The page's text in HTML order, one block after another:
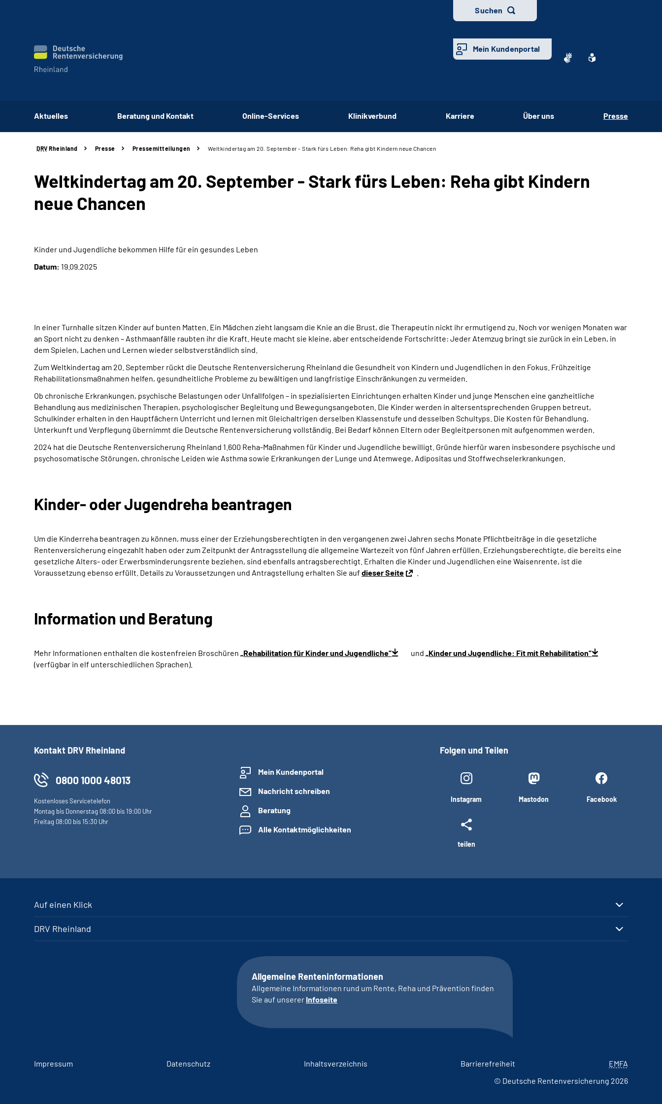
Suchen
Mein Kundenportal
Aktuelles Beratung und Kontakt Online-Services Klinikverbund Karriere Über uns Presse
DRV Rheinland Presse Pressemitteilungen Weltkindertag am 20. September - Stark fürs Leben: Reha gibt Kindern neue Chancen
Weltkindertag am 20. September - Stark fürs Leben: Reha gibt Kindern
neue Chancen
Kinder und Jugendliche bekommen Hilfe für ein gesundes Leben
Datum: 19.09.2025
In einer Turnhalle sitzen Kinder auf bunten Matten. Ein Mädchen zieht langsam die Knie an die Brust, die Therapeutin nickt ihr ermutigend zu. Noch vor wenigen Monaten war
an Sport nicht zu denken – Asthmaanfälle raubten ihr die Kraft. Heute macht sie kleine, aber entscheidende Fortschritte: Jeder Atemzug bringt sie zurück in ein Leben, in
dem Spielen, Lachen und Lernen wieder selbstverständlich sind.
Zum Weltkindertag am 20. September rückt die Deutsche Rentenversicherung Rheinland die Gesundheit von Kindern und Jugendlichen in den Fokus. Frühzeitige
Rehabilitationsmaßnahmen helfen, gesundheitliche Probleme zu bewältigen und langfristige Einschränkungen zu vermeiden.
Ob chronische Erkrankungen, psychische Belastungen oder Unfallfolgen – in spezialisierten Einrichtungen erhalten Kinder und junge Menschen eine ganzheitliche
Behandlung aus medizinischen Therapien, psychologischer Begleitung und Bewegungsangeboten. Die Kinder werden in altersentsprechenden Gruppen betreut,
Schulkinder erhalten in den Hauptfächern Unterricht und lernen mit Gleichaltrigen derselben Klassenstufe und desselben Schultyps. Die Kosten für Behandlung,
Unterkunft und Verpflegung übernimmt die Deutsche Rentenversicherung vollständig. Bei Bedarf können Eltern oder Begleitpersonen mit aufgenommen werden.
2024 hat die Deutsche Rentenversicherung Rheinland 1.600 Reha-Maßnahmen für Kinder und Jugendliche bewilligt. Gründe hierfür waren insbesondere psychische und
psychosomatische Störungen, chronische Leiden wie Asthma sowie Erkrankungen der Lunge und Atemwege, Adipositas und Stoffwechselerkrankungen.
Kinder- oder Jugendreha beantragen
Um die Kinderreha beantragen zu können, muss einer der Erziehungsberechtigten in den vergangenen zwei Jahren sechs Monate Pflichtbeiträge in die gesetzliche
Rentenversicherung eingezahlt haben oder zum Zeitpunkt der Antragsstellung die allgemeine Wartezeit von fünf Jahren erfüllen. Erziehungsberechtigte, die bereits eine
gesetzliche Alters- oder Erwerbsminderungsrente beziehen, sind ebenfalls antragsberechtigt. Erhalten die Kinder und Jugendlichen eine Waisenrente, ist die
Voraussetzung ebenso erfüllt. Details zu Voraussetzungen und Antragstellung erhalten Sie auf dieser Seite
Information und Beratung
Mehr Informationen enthalten die kostenfreien Broschüren „Rehabilitation für Kinder und Jugendliche“ und „Kinder und Jugendliche: Fit mit Rehabilitation“
(verfügbar in elf unterschiedlichen Sprachen).
Kontakt DRV Rheinland
0800 1000 48013
Kostenloses Servicetelefon
Montag bis Donnerstag 08:00 bis 19:00 Uhr
Freitag 08:00 bis 15:30 Uhr
Mein Kundenportal
Nachricht schreiben
Beratung
Alle Kontaktmöglichkeiten
Folgen und Teilen
Instagram Mastodon Facebook
teilen
Auf einen Klick
DRV Rheinland
Allgemeine Renteninformationen
Allgemeine Informationen rund um Rente, Reha und Prävention finden
Sie auf unserer Infoseite
Impressum Datenschutz Inhaltsverzeichnis Barrierefreiheit
EMFA
© Deutsche Rentenversicherung 2026